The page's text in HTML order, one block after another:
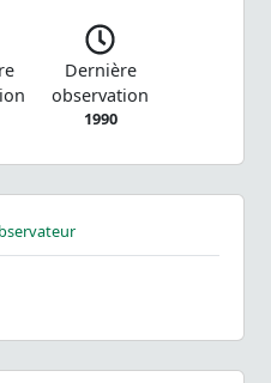
Dernière
observation
1990